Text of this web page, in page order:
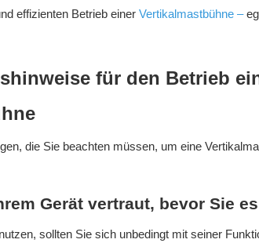
effizienten Betrieb einer Vertikalmastbühne –
für den Betrieb
die Sie beachten müssen, um eine
Gerät vertraut, bevor Sie
sollten Sie sich unbedingt mit seiner